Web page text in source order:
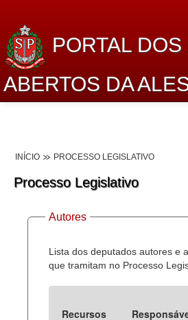
PORTAL
ABERTOS DA
Lei de Acesso à Informação
Dados Governamentais Abertos
Planejamento
Catálogo de dados
INÍCIO PROCESSO LEGISLATIVO
Processo Legislativo
Autores
Lista dos deputados autores e
que tramitam no Processo
Recursos